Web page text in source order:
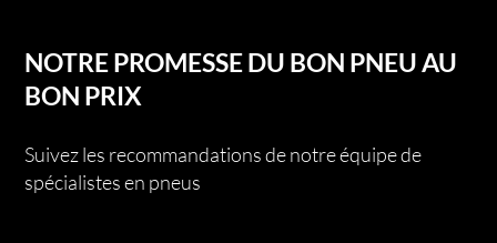
NOTRE PROMESSE DU BON PNEU AU
BON PRIX
Suivez les recommandations de notre équipe de
spécialistes en pneus